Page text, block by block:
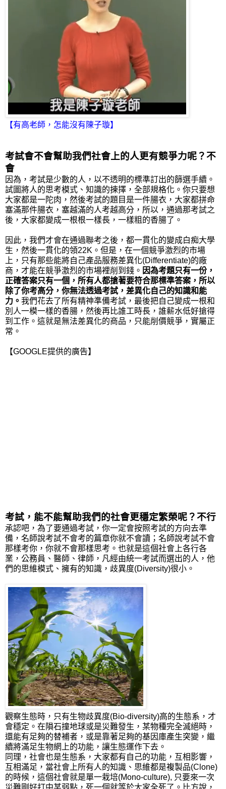
【有高老師，怎能沒有陳子璇】
考試會不會幫助我們社會上的人更有競爭力呢？不
會
因為，考試是少數的人，以不透明的標準訂出的篩選手續。
試圖將人的思考模式、知識的揀擇，全部規格化。你只要想
大家都是一陀肉，然後考試的題目是一件腸衣，大家都拼命
塞滿那件腸衣，塞越滿的人考越高分，所以，通過那考試之
後，大家都變成一根根一樣長，一樣粗的香腸了。
因此，我們才會在通過聯考之後，都一貫化的變成白痴大學
生，然後一貫化的領22K。但是，在一個競爭激烈的市場
上，只有那些能將自己產品服務差異化(Differentiate)的廠
商，才能在競爭激烈的市場裡削到錢。 因為考題只有一份，
正確答案只有一個，所有人都搶著要符合那標準答案，所以
除了你考高分，你無法透過考試，差異化自己的知識和能
力。 我們花去了所有精神準備考試，最後把自己變成一根和
別人一模一樣的香腸，然後再比誰工時長，誰薪水低好搶得
到工作。這就是無法差異化的商品，只能削價競爭，實屬正
常。
【GOOGLE提供的廣告】
考試，能不能幫助我們的社會更穩定繁榮呢？不行
承認吧，為了要通過考試，你一定會按照考試的方向去準
備，名師說考試不會考的篇章你就不會讀；名師說考試不會
那樣考你，你就不會那樣思考。也就是這個社會上各行各
業，公務員、醫師、律師，凡經由統一考試而選出的人，他
們的思維模式、擁有的知識，歧異度(Diversity)很小。
觀察生態時，只有生物歧異度(Bio-diversity)高的生態系，才
會穩定。在隕石撞地球或是災難發生，某物種完全滅絕時，
還能有足夠的替補者，或是靠著足夠的基因庫產生突變，繼
續將滿足生物網上的功能，讓生態運作下去。
同理，社會也是生態系，大家都有自己的功能，互相影響，
互相滿足，當社會上所有人的知識、思維都是複製品(Clone)
的時候，這個社會就是單一栽培(Mono-culture), 只要來一次
災難剛好打中某弱點，死一個就等於大家全死了。比方說，